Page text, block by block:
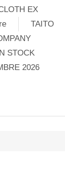
EX
TAITO
STOCK
2026